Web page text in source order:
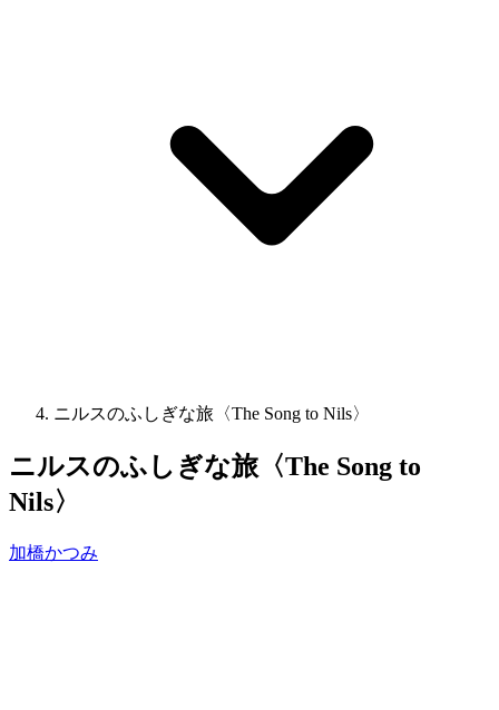
ニルスのふしぎな旅〈The Song to Nils〉
ニルスのふしぎな旅〈The Song to
Nils〉
加橋かつみ